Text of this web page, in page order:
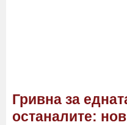
Гривна за
останалите: